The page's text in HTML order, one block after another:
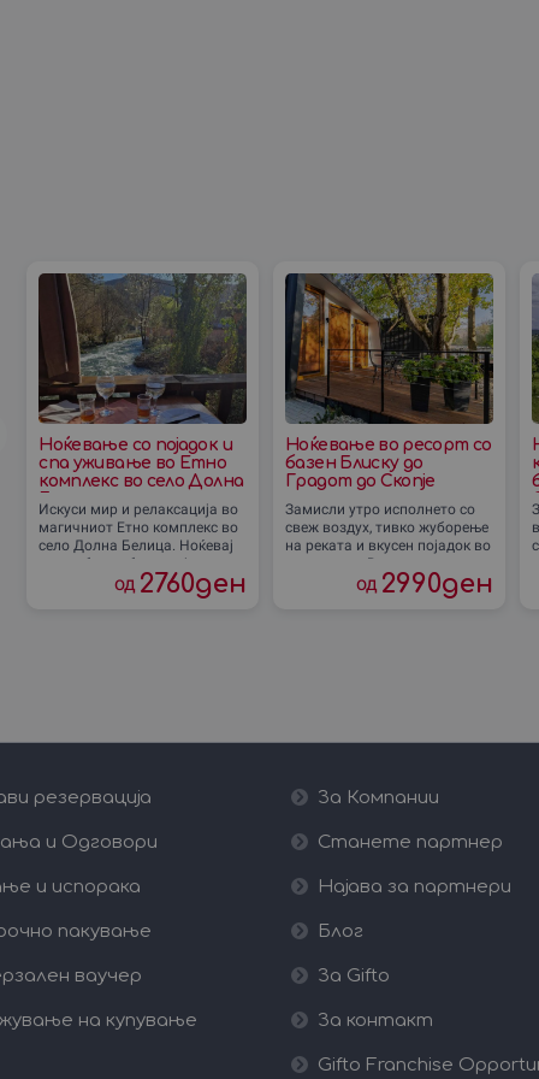
Ноќевање со појадок и
спа уживање во Етно
комплекс во село Долна
Искуси мир и релаксација во
магичниот Етно комплекс во
село Долна Белица. Ноќевај
во удобна соба со појадок,
користи го спа центар и
од 2760ден
Ноќевање во ресорт со
базен Блиску до
Градот до Скопjе
Замисли утро исполнето со
свеж воздух, тивко жуборење
на реката и вкусен појадок во
природата. Во ресортот
„Блиску до Градот“ со базен,
од 2990ден
резервација
и Одговори
и испорака
пакување
ваучер
на купување
За Компании
Станете партнер
Најава за партнери
Блог
За Gifto
За контакт
Gifto Franchise